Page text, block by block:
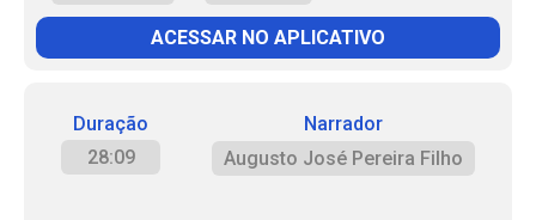
ACESSAR NO APLICATIVO
Duração
28:09
Narrador
Augusto José Pereira Filho